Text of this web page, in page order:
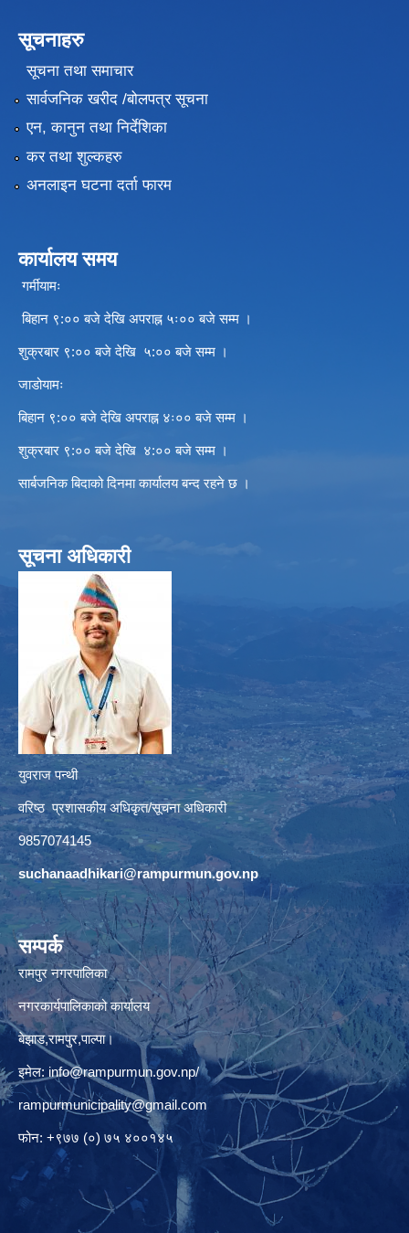
सूचनाहरु
सूचना तथा समाचार
सार्वजनिक खरीद /बोलपत्र सूचना
एन, कानुन तथा निर्देशिका
कर तथा शुल्कहरु
अनलाइन घटना दर्ता फारम
कार्यालय समय
गर्मीयामः
बिहान ९:०० बजे देखि अपराह्न ५ः०० बजे सम्म ।
शुक्रबार ९:०० बजे देखि ५:०० बजे सम्म ।
जाडोयामः
बिहान ९:०० बजे देखि अपराह्न ४ः०० बजे सम्म ।
शुक्रबार ९:०० बजे देखि ४:०० बजे सम्म ।
सार्बजनिक बिदाको दिनमा कार्यालय बन्द रहने छ ।
सूचना अधिकारी
युवराज पन्थी
वरिष्ठ प्रशासकीय अधिकृत/सूचना अधिकारी
9857074145
suchanaadhikari@rampurmun.gov.np
सम्पर्क
रामपुर नगरपालिका
नगरकार्यपालिकाको कार्यालय
बेझाड,रामपुर,पाल्पा।
इमेल: info@rampurmun.gov.np/
rampurmunicipality@gmail.com
फोन: +९७७ (०) ७५ ४००१४५